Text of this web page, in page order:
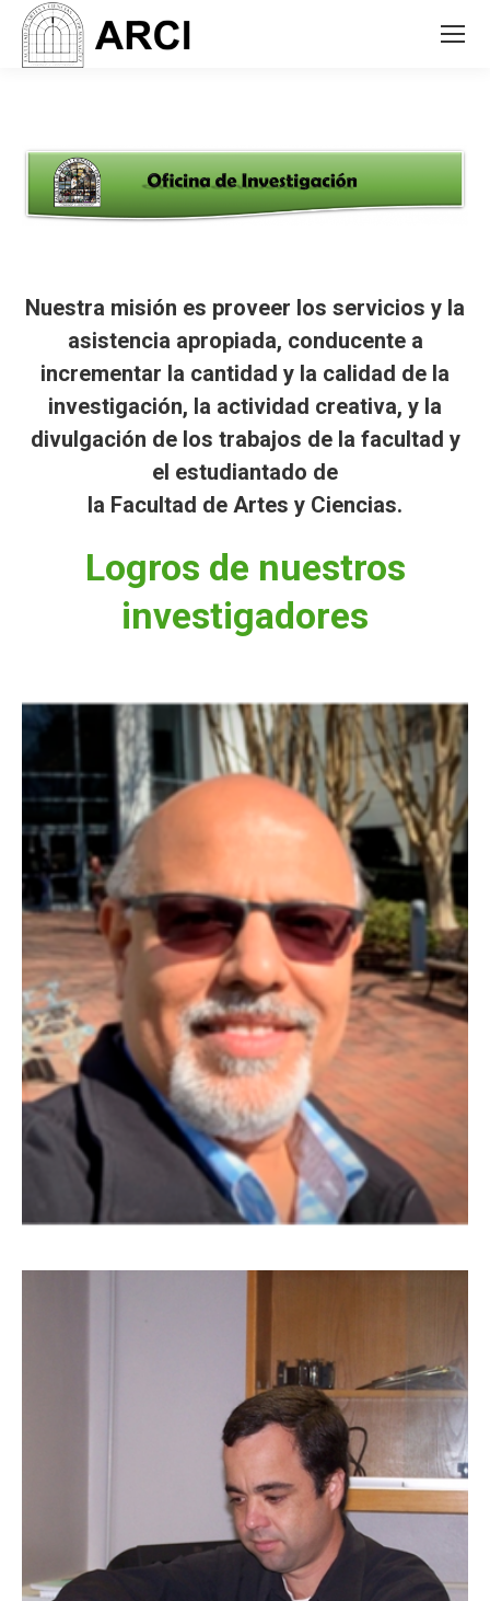
Nuestra misión es proveer los servicios y la
asistencia apropiada, conducente a
incrementar la cantidad y la calidad de la
investigación, la actividad creativa, y la
divulgación de los trabajos de la facultad y
el estudiantado de
la Facultad de Artes y Ciencias.
Logros de nuestros
investigadores
Designado miembro del Panel Asesor
de Física de Altes Energías
Dr. Sudhir Malik es designado como miembro del Panel
Asesor de Física de Altas Energías El Dr. Sudhir Malik,
catedrático del Departamento de Física, ha sido designado
como miembro del Panel Asesor de Físicas de Altas
Energías por el Departamento de Energía de los Estados
Unidos y la Fundación Nacional de la Ciencia.
Dr. Marco De Jesús recibe subvención de NSF El Decanato
de Artes y Ciencias felicita al Dr. Marco De Jesús, catedrático
del Departamento de Química quien recibió una subvención
de NSF por su proyecto Prueba de los efectos de la
morfología y la densidad de las nanopartículas en la
adhesión bacteriana en matrices nanométricas
bioinspiradas.